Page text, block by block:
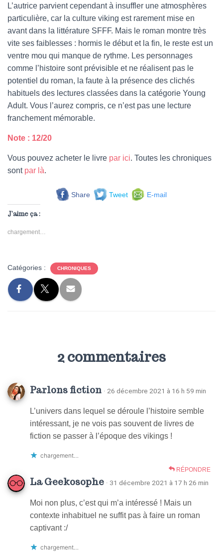
L’autrice parvient cependant à insuffler une atmosphères
particulière, car la culture viking est rarement mise en
avant dans la littérature SFFF. Mais le roman montre très
vite ses faiblesses : hormis le début et la fin, le reste est un
ventre mou qui manque de rythme. Les personnages
comme l’histoire sont prévisible et ne réalisent pas le
potentiel du roman, la faute à la présence des clichés
habituels des lectures classées dans la catégorie Young
Adult. Vous l’aurez compris, ce n’est pas une lecture
franchement mémorable.
Note : 12/20
Vous pouvez acheter le livre par ici. Toutes les chroniques
sont par là.
Share Tweet E-mail
J’aime ça :
chargement…
Catégories : CHRONIQUES
2 commentaires
Parlons fiction · 26 décembre 2021 à 16 h 59 min
L’univers dans lequel se déroule l’histoire semble
intéressant, je ne vois pas souvent de livres de
fiction se passer à l’époque des vikings !
chargement…
RÉPONDRE
La Geekosophe · 31 décembre 2021 à 17 h 26 min
Moi non plus, c’est qui m’a intéressé ! Mais un
contexte inhabituel ne suffit pas à faire un roman
captivant :/
chargement…